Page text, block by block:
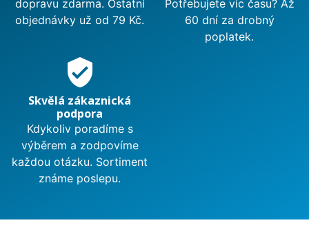
dopravu zdarma. Ostatní
objednávky už od 79 Kč.
Potřebujete víc času? Až
60 dní za drobný
poplatek.
verified_user
Skvělá zákaznická
podpora
Kdykoliv poradíme s
výběrem a zodpovíme
každou otázku. Sortiment
známe poslepu.